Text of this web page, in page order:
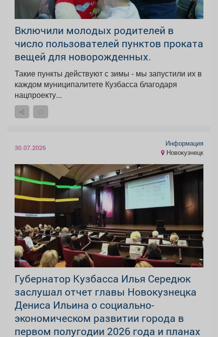
Включили молодых родителей в
число пользователей пунктов проката
вещей для новорожденных.
Такие пункты действуют с зимы - мы запустили их в
каждом муниципалитете Кузбасса благодаря
нацпроекту...
30.07.2026
Информация
Новокузнецк
Губернатор Кузбасса Илья Середюк
заслушал отчет главы Новокузнецка
Дениса Ильина о социально-
экономическом развитии города в
первом полугодии 2026 года и планах